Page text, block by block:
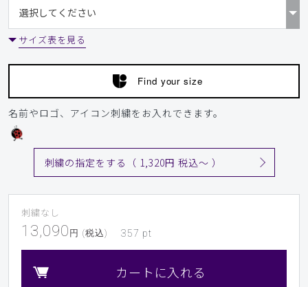
サイズ表を見る
Find your size
名前やロゴ、アイコン刺繍をお入れできます。
刺繍の指定をする（ 1,320円 税込〜 ）
刺繍なし
13,090 円 (税込) 357 pt
カートに入れる